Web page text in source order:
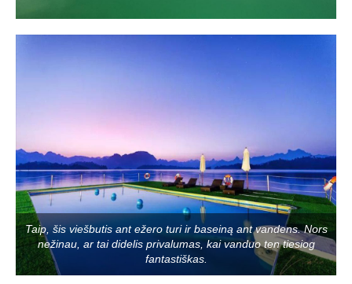
Taip, šis viešbutis ant ežero turi ir baseiną ant vandens. Nors
nežinau, ar tai didelis privalumas, kai vanduo ten tiesiog
fantastiškas.